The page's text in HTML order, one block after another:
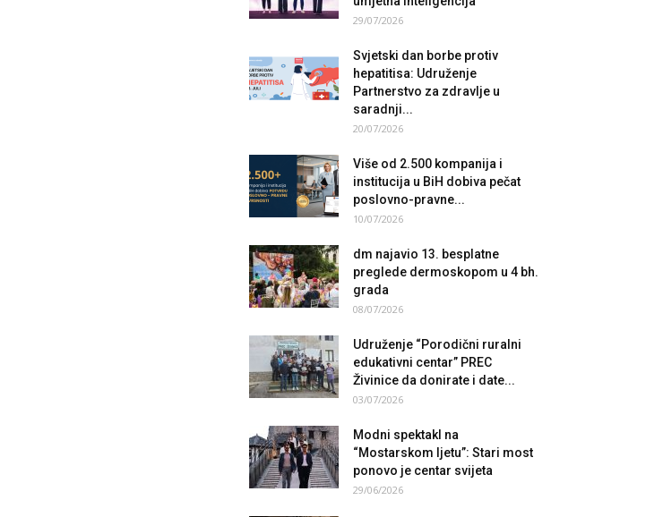
29/07/2026
Svjetski dan borbe protiv
hepatitisa: Udruženje
Partnerstvo za zdravlje u
saradnji...
20/07/2026
Više od 2.500 kompanija i
institucija u BiH dobiva pečat
poslovno-pravne...
10/07/2026
dm najavio 13. besplatne
preglede dermoskopom u 4 bh.
grada
08/07/2026
Udruženje “Porodični ruralni
edukativni centar” PREC
Živinice da donirate i date...
03/07/2026
Modni spektakl na
“Mostarskom ljetu”: Stari most
ponovo je centar svijeta
29/06/2026